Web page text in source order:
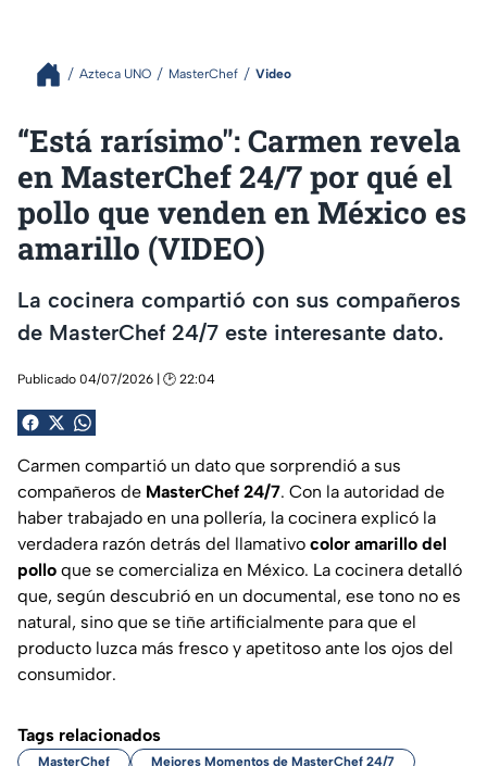
Azteca UNO MasterChef Video
“Está rarísimo": Carmen revela
en MasterChef 24/7 por qué el
pollo que venden en México es
amarillo (VIDEO)
La cocinera compartió con sus compañeros
de MasterChef 24/7 este interesante dato.
Publicado 04/07/2026 | 🕑 22:04
Carmen compartió un dato que sorprendió a sus
compañeros de MasterChef 24/7. Con la autoridad de
haber trabajado en una pollería, la cocinera explicó la
verdadera razón detrás del llamativo color amarillo del
pollo que se comercializa en México. La cocinera detalló
que, según descubrió en un documental, ese tono no es
natural, sino que se tiñe artificialmente para que el
producto luzca más fresco y apetitoso ante los ojos del
consumidor.
Tags relacionados
MasterChef Mejores Momentos de MasterChef 24/7